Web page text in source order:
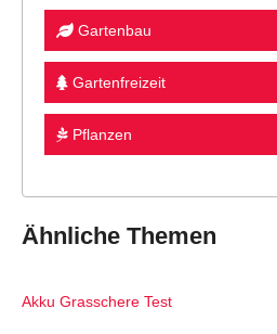
Gartenbau
Gartenfreizeit
Pflanzen
Ähnliche Themen
Akku Grasschere Test